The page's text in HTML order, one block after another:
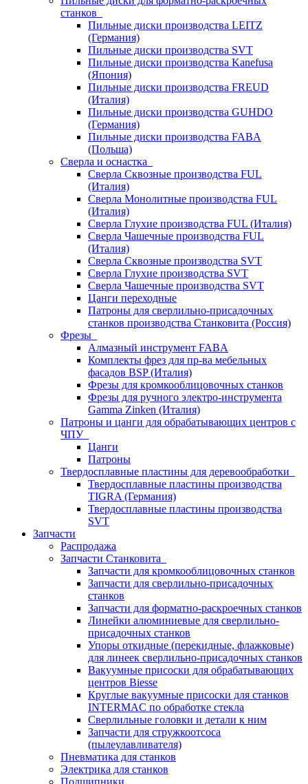
станков
Пильные диски производства LEITZ
(Германия)
Пильные диски производства SVT
Пильные диски производства Kanefusa
(Япония)
Пильные диски производства FREUD
(Италия)
Пильные диски производства GUHDO
(Германия)
Пильные диски производства FABA
(Польша)
Сверла и оснастка
Сверла Сквозные производства FUL
(Италия)
Сверла Монолитные производства FUL
(Италия)
Сверла Глухие производства FUL (Италия)
Сверла Чашечные производства FUL
(Италия)
Сверла Сквозные производства SVT
Сверла Глухие производства SVT
Сверла Чашечные производства SVT
Цанги переходные
Патроны для сверлильно-присадочных
станков производства Станковита (Россия)
Фрезы
Алмазный инструмент FABA
Комплекты фрез для пр-ва мебельных
фасадов BSP (Италия)
Фрезы для кромкооблицовочных станков
Фрезы для ручного электро-инструмента
Gamma Zinken (Италия)
Патроны и цанги для обрабатывающих центров с
ЧПУ
Цанги
Патроны
Твердосплавные пластины для деревообработки
Твердосплавные пластины производства
TIGRA (Германия)
Твердосплавные пластины производства
SVT
Запчасти
Распродажа
Запчасти Станковита
Запчасти для кромкооблицовочных станков
Запчасти для сверлильно-присадочных
станков
Запчасти для форматно-раскроечных станков
Линейки алюминиевые для сверлильно-
присадочных станков
Упоры откидные (перекидные, флажковые)
для линеек сверлильно-присадочных станков
Вакуумные присоски для обрабатывающих
центров Biesse
Круглые вакуумные присоски для станков
INTERMAC по обработке стекла
Сверлильные головки и детали к ним
Запчасти для стружкоотсоса
(пылеулавливателя)
Пневматика для станков
Электрика для станков
Подшипники